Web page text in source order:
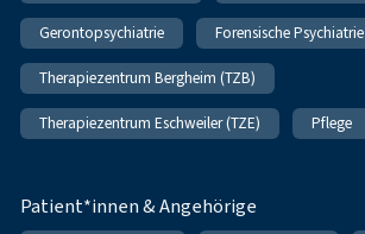
Gerontopsychiatrie Forensische Psychiatrie
Therapiezentrum Bergheim (TZB)
Therapiezentrum Eschweiler (TZE) Pflege
Patient*innen & Angehörige